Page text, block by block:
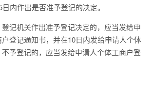
内作出是否准予登记的决定。
机关作出准予登记决定的，应当发给申
登记通知书，并在10日内发给申请人个体
予登记的，应当发给申请人个体工商户登